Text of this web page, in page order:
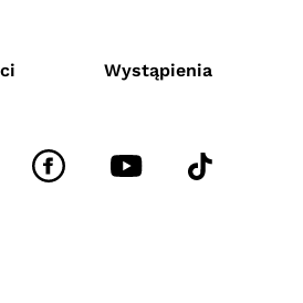
Wystąpienia